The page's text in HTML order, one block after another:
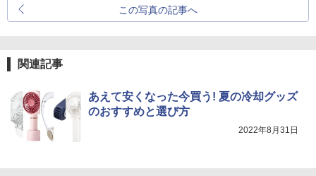
この写真の記事へ
関連記事
あえて安くなった今買う! 夏の冷却グッズ
のおすすめと選び方
2022年8月31日